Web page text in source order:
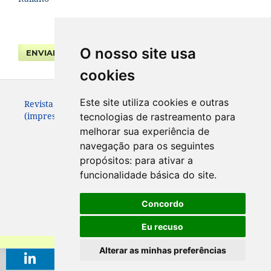
O nosso site usa
cookies
Este site utiliza cookies e outras
tecnologias de rastreamento para
melhorar sua experiência de
navegação para os seguintes
propósitos: para ativar a
funcionalidade básica do site.
Concordo
Eu recuso
Alterar as minhas preferências
ENVIAR SUBMISSÃO
Revista da Faculdade de Direito UFPR. ISSN 0104-3315
(impresso – até 2013) e 2236-7284 (eletrônico).